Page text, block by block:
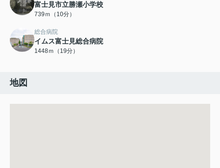
富士見市立勝瀬小学校
739ｍ（10分）
総合病院
イムス富士見総合病院
1448ｍ（19分）
地図